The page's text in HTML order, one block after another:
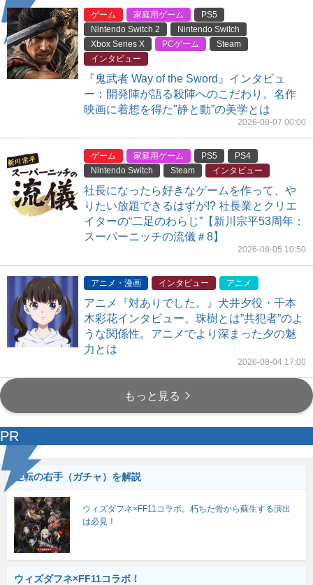
ゲーム 家庭用ゲーム
PS5
Nintendo Switch 2
Nintendo Switch
Xbox Series X
PCゲーム
Steam
インタビュー
『鬼武者 Way of the Sword』インタビュ
ー：開発陣が語る殺陣へのこだわり。名作
映画に着想を得た"静と動”の美学とは
2026-08-07 00:00
ゲーム 家庭用ゲーム PS5
PS4
Nintendo Switch
Steam インタビュー
社長になったら好きなゲームを作って、や
りたい放題できるはずが!? 社長業とクリエ
イターの“二足のわらじ”【新川宗平53周年：
スーパーニッチの流儀＃8】
2026-08-05 10:50
アニメ・漫画 インタビュー アニメ
アニメ『対ありでした。』犬井夕役・千本
木彩花インタビュー。珠樹とは”共犯者”のよ
うな関係性。アニメでより深まった夕の魅
力とは
2026-08-04 17:00
もっと見る
PR
逆転の右手（ガチャ）を解説
ウィズダフネ×FF11コラボ。朽ちた骨から蘇生する演出
は必見！
ウィズダフネ×FF11コラボ！